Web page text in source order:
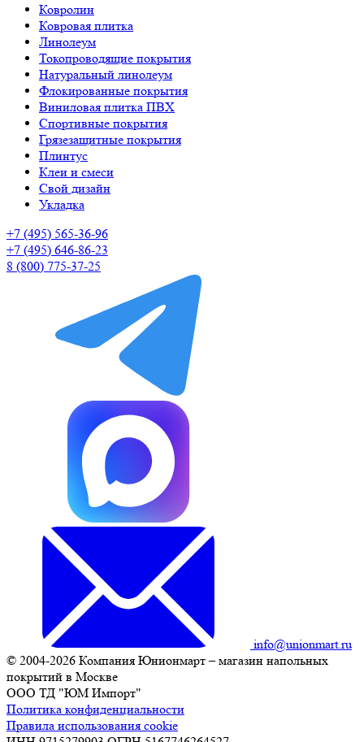
Ковролин
Ковровая плитка
Линолеум
Токопроводящие покрытия
Натуральный линолеум
Флокированные покрытия
Виниловая плитка ПВХ
Спортивные покрытия
Грязезащитные покрытия
Плинтус
Клеи и смеси
Свой дизайн
Укладка
+7 (495) 565-36-96
+7 (495) 646-86-23
8 (800) 775-37-25
info@unionmart.ru
© 2004-2026 Компания Юнионмарт – магазин напольных
покрытий в Москве
ООО ТД "ЮМ Импорт"
Политика конфиденциальности
Правила использования cookie